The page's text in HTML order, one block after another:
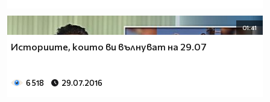
01:41
Историите, които ви вълнуват на 29.07
6 518 29.07.2016